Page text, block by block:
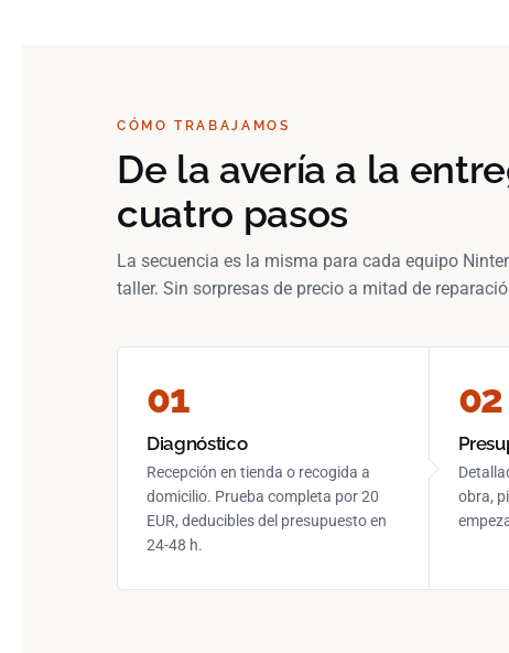
CÓMO TRABAJAMOS
De la avería a la
cuatro pasos
La secuencia es la misma para cada equipo
taller. Sin sorpresas de precio a mitad de
Diagnóstico
Recepción en tienda o recogida a
domicilio. Prueba completa por 20
EUR, deducibles del presupuesto en
24-48 h.
obra,